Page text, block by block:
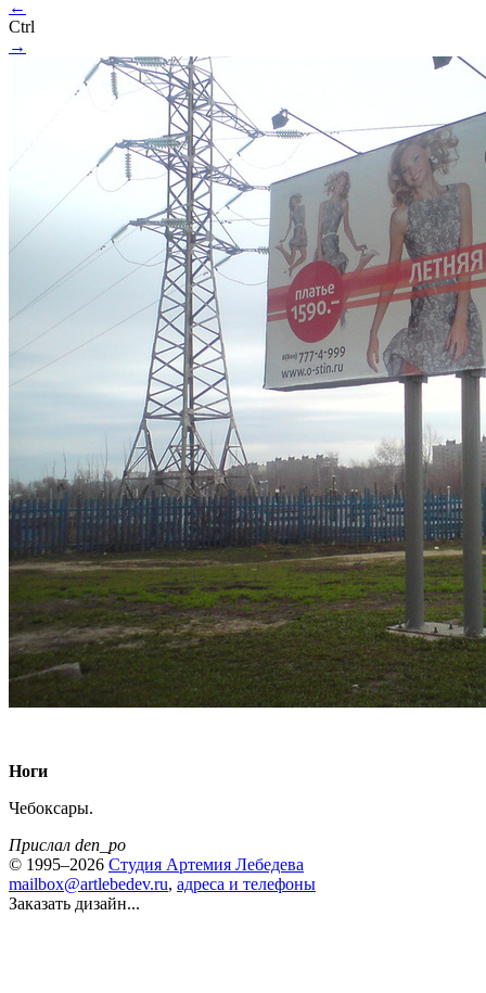
←
Ctrl
→
Ноги
Чебоксары.
Прислал den_po
© 1995–2026 Студия Артемия Лебедева
mailbox@artlebedev.ru, адреса и телефоны
Заказать дизайн...